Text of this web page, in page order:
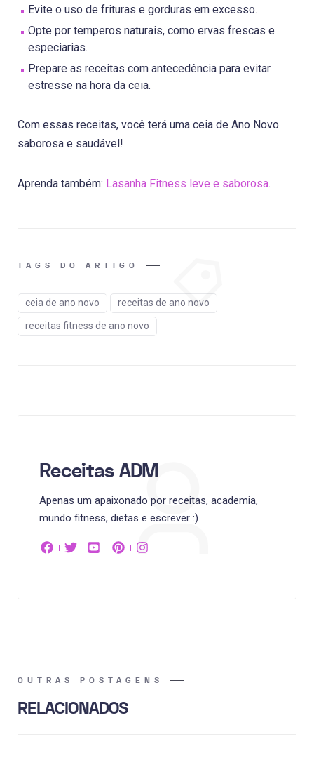
Evite o uso de frituras e gorduras em excesso.
Opte por temperos naturais, como ervas frescas e
especiarias.
Prepare as receitas com antecedência para evitar
estresse na hora da ceia.
Com essas receitas, você terá uma ceia de Ano Novo
saborosa e saudável!
Aprenda também: Lasanha Fitness leve e saborosa.
TAGS DO ARTIGO
ceia de ano novo receitas de ano novo
receitas fitness de ano novo
Receitas ADM
Apenas um apaixonado por receitas, academia,
mundo fitness, dietas e escrever :)
OUTRAS POSTAGENS
RELACIONADOS